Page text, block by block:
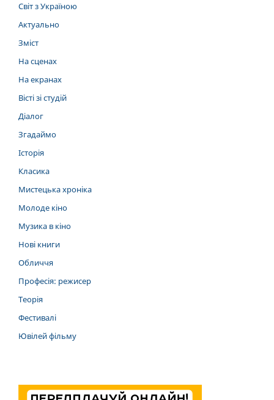
Світ з Україною
Актуально
Зміст
На сценах
На екранах
Вісті зі студій
Діалог
Згадаймо
Історія
Класика
Мистецька хроніка
Молоде кіно
Музика в кіно
Нові книги
Обличчя
Професія: режисер
Теорія
Фестивалі
Ювілей фільму